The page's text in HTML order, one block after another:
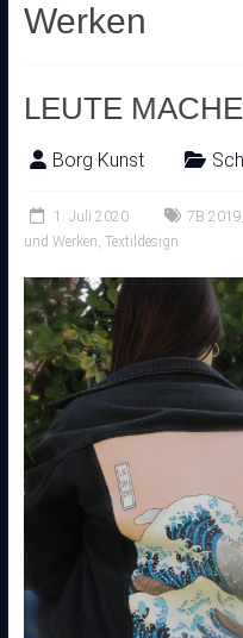
Werken
LEUTE
Borg Kunst
1. Juli 2020 7B
und Werken, Textildesign